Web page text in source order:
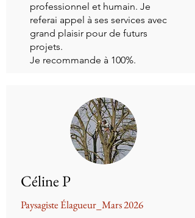
professionnel et humain. Je
referai appel à ses services avec
grand plaisir pour de futurs
projets.
Je recommande à 100%.
Céline P
Paysagiste Élagueur_Mars 2026